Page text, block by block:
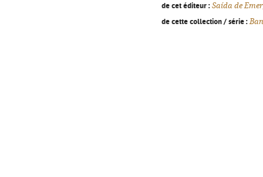
de cet éditeur : Saída de
de cette collection / série :